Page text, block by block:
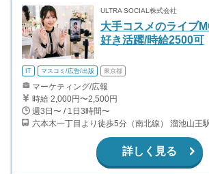
ULTRA SOCIAL株式会社
大手コスメのライブ
好き活躍/時給2500可
IT マスコミ/広告/出版 東京都
マーケティング/広報
時給 2,000円〜2,500円
週3日〜 / 1日3時間〜
詳しく見る